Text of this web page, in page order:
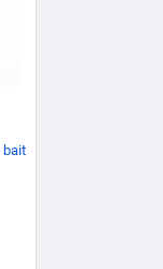
bait